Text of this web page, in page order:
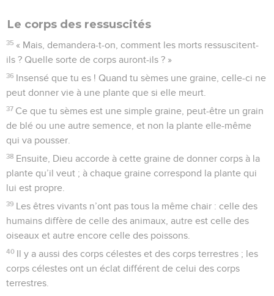
Le corps des ressuscités
35 « Mais, demandera-t-on, comment les morts ressuscitent-
ils ? Quelle sorte de corps auront-ils ? »
36 Insensé que tu es ! Quand tu sèmes une graine, celle-ci ne
peut donner vie à une plante que si elle meurt.
37 Ce que tu sèmes est une simple graine, peut-être un grain
de blé ou une autre semence, et non la plante elle-même
qui va pousser.
38 Ensuite, Dieu accorde à cette graine de donner corps à la
plante qu’il veut ; à chaque graine correspond la plante qui
lui est propre.
39 Les êtres vivants n’ont pas tous la même chair : celle des
humains diffère de celle des animaux, autre est celle des
oiseaux et autre encore celle des poissons.
40 Il y a aussi des corps célestes et des corps terrestres ; les
corps célestes ont un éclat différent de celui des corps
terrestres.